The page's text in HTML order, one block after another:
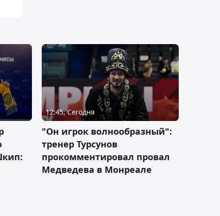
12:45, Сегодня
"Он игрок волнообразный":
тренер Турсунов
прокомментировал провал
Медведева в Монреале